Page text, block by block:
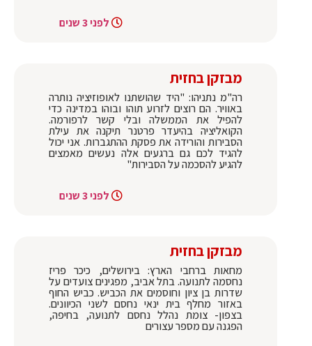
לפני 3 שנים
מבזקן בחזית
רה"מ נתניהו: "היד שהושתנו לאופוזיציה נותרה
באוויר. הם רוצים לזרוע תוהו ובוהו במדינה כדי
להפיל את הממשלה ובלי קשר לרפורמה.
הקואליציה בהיעדר פרטנר תיקנה את עילת
הסבירות והורידה את פסקת ההתגברות. אני יכול
להגיד לכם גם ברגעים אלה נעשים מאמצים
להגיע להסכמה על הסבירות"
לפני 3 שנים
מבזקן בחזית
מחאות ברחבי הארץ: בירושלים, כיכר פריז
נחסמה לתנועה. בתל אביב, מפגינים צועדים על
שדרות בן ציון וחוסמים את הכביש. כביש החוף
באזור מחלף בית ינאי נחסם לשני הכיוונים.
בצפון- צומת נהלל נחסם לתנועה, בחיפה,
הפגנה עם מספר עצורים